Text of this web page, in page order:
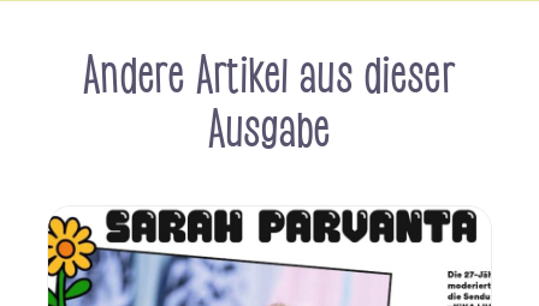
Andere Artikel aus dieser
Ausgabe